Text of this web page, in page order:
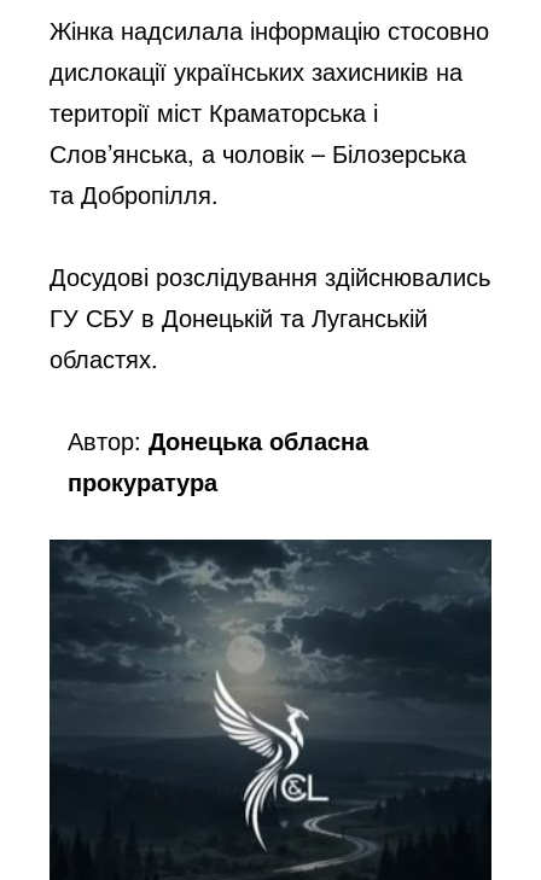
Жінка надсилала інформацію стосовно
дислокації українських захисників на
території міст Краматорська і
Слов’янська, а чоловік – Білозерська
та Добропілля.
Досудові розслідування здійснювались
ГУ СБУ в Донецькій та Луганській
областях.
Автор:Донецька обласна
прокуратура